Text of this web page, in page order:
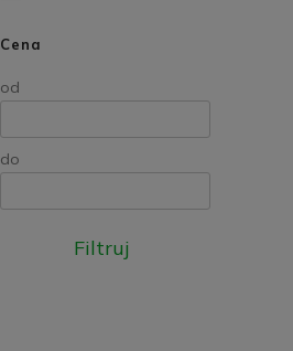
Cena
od
do
Filtruj